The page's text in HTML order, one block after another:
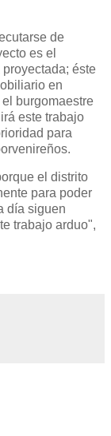
de
es el
éste
en
burgomaestre
este trabajo
para
el distrito
para poder
día siguen
trabajo arduo",